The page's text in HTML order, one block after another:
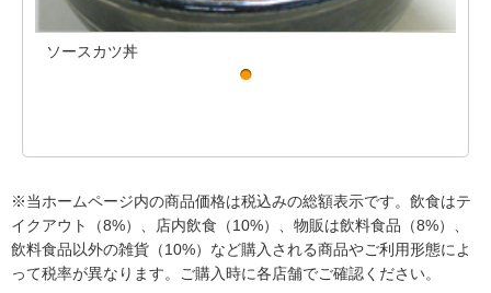
ソースカツ丼
※当ホームページ内の商品価格は税込みの総額表示です。飲食はテ
イクアウト（8%）、店内飲食（10%）、物販は飲料食品（8%）、
飲料食品以外の雑貨（10%）など購入される商品やご利用形態によ
って税率が異なります。ご購入時に各店舗でご確認ください。